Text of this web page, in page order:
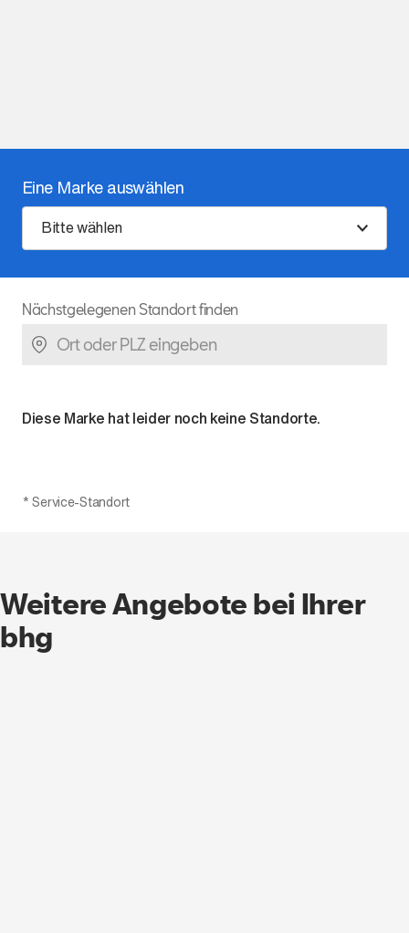
Eine Marke auswählen
Bitte wählen
Nächstgelegenen Standort finden
Diese Marke hat leider noch keine Standorte.
*Service-Standort
Weitere Angebote bei Ihrer
bhg